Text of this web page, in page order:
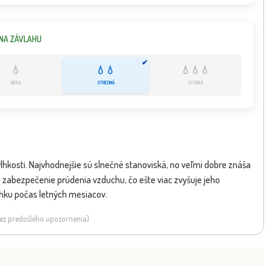
ZÁVLAHU
💧
NÍZKA
✔
💧💧
STREDNÁ
💧💧💧
VYSOKÁ
Najvhodnejšie sú slnečné stanoviská, no veľmi dobre znáša
prúdenia vzduchu, čo ešte viac zvyšuje jeho
počas letných mesiacov.
predošlého upozornenia)